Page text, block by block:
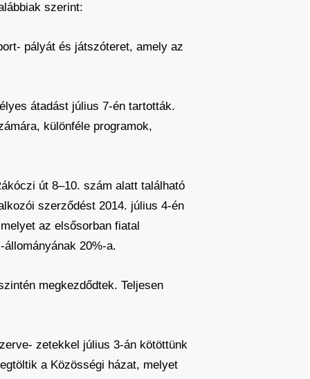
szerint:
pályát és játszóteret, amely az
átadást július 7-én tartották.
különféle programok,
út 8–10. szám alatt található
szerződést 2014. július 4-én
az elsősorban fiatal
20%-a.
megkezdődtek. Teljesen
zetekkel július 3-án kötöttünk
a Közösségi házat, melyet